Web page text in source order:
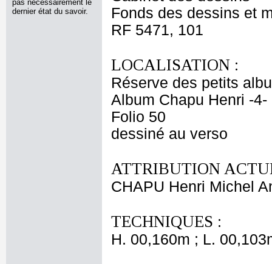
pas nécessairement le
dernier état du savoir.
Fonds des dessins et
RF 5471, 101
LOCALISATION :
Réserve des petits
Album Chapu Henri -4-
Folio 50
dessiné au verso
ATTRIBUTION
CHAPU Henri Michel
TECHNIQUES :
H. 00,160m ; L.